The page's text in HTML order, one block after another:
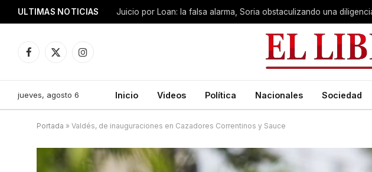
ULTIMAS NOTICIAS
Facebook
X
Instagram
jueves, agosto 6 Inicio Videos Política Nacionales Sociedad
Portada » Valdés, de inauguraciones en Cazadores Correntinos y Sauce